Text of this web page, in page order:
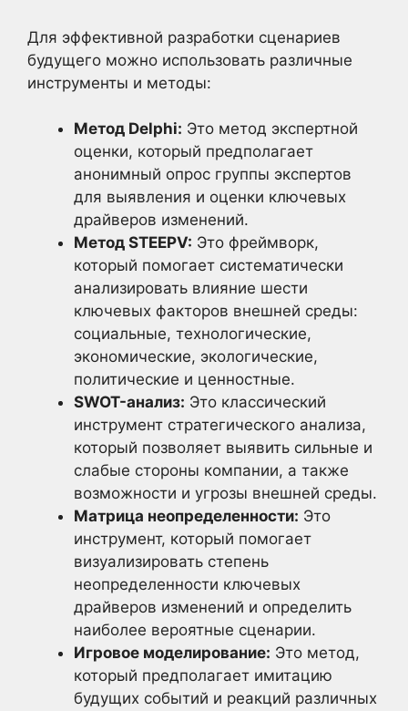
Для эффективной разработки сценариев
будущего можно использовать различные
инструменты и методы:
Метод Delphi: Это метод экспертной
оценки, который предполагает
анонимный опрос группы экспертов
для выявления и оценки ключевых
драйверов изменений.
Метод STEEPV: Это фреймворк,
который помогает систематически
анализировать влияние шести
ключевых факторов внешней среды:
социальные, технологические,
экономические, экологические,
политические и ценностные.
SWOT-анализ: Это классический
инструмент стратегического анализа,
который позволяет выявить сильные и
слабые стороны компании, а также
возможности и угрозы внешней среды.
Матрица неопределенности: Это
инструмент, который помогает
визуализировать степень
неопределенности ключевых
драйверов изменений и определить
наиболее вероятные сценарии.
Игровое моделирование: Это метод,
который предполагает имитацию
будущих событий и реакций различных